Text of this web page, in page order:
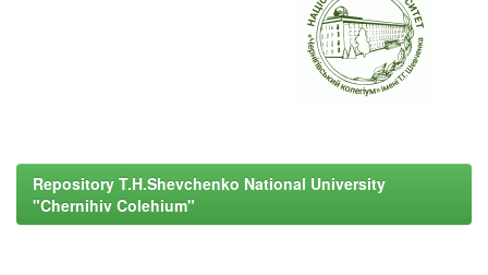
Repository T.H.Shevchenko National University
"Chernihiv Colehium"